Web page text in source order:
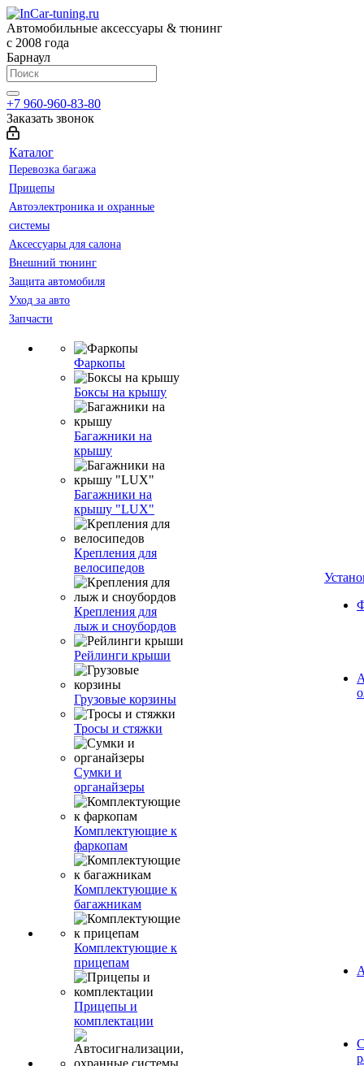
Автомобильные аксессуары & тюнинг
с 2008 года
Барнаул
+7 960-960-83-80
Заказать звонок
Каталог
Перевозка багажа
Прицепы
Автоэлектроника и охранные
системы
Аксессуары для салона
Внешний тюнинг
Защита автомобиля
Уход за авто
Запчасти
Фаркопы
Боксы на крышу
Багажники на
крышу
Багажники на
крышу "LUX"
Крепления для
велосипедов
Крепления для
лыж и сноубордов
Рейлинги крыши
Грузовые корзины
Тросы и стяжки
Сумки и
органайзеры
Комплектующие к
фаркопам
Комплектующие к
багажникам
Комплектующие к
прицепам
Прицепы и
комплектации